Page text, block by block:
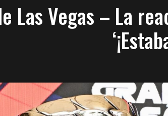
Las Vegas – La